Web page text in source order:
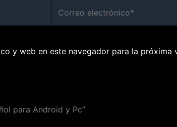
electrónico*
y web en este navegador para la próxima
para Android y Pc”